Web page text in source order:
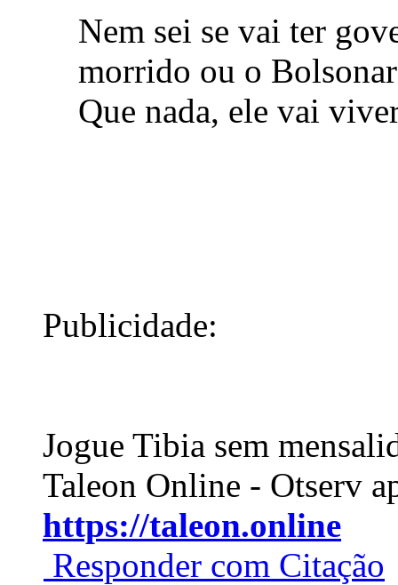
Nem sei se vai ter
morrido ou o
Que nada, ele vai
Publicidade:
Jogue Tibia sem
Taleon Online - Otserv
https://taleon.online
Responder com Citação